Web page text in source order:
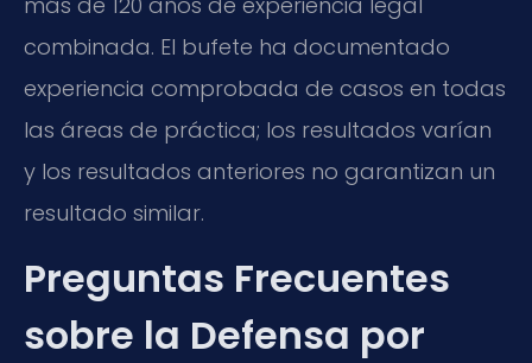
combinada. El bufete ha documentado
experiencia comprobada de casos en todas
las áreas de práctica; los resultados varían
y los resultados anteriores no garantizan un
resultado similar.
Preguntas Frecuentes
sobre la Defensa por